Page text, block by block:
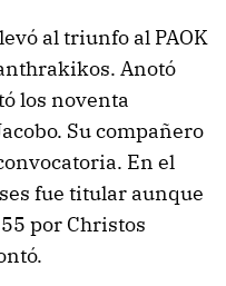
al triunfo al PAOK
Anotó
los noventa
Su compañero
En el
fue titular aunque
por Christos